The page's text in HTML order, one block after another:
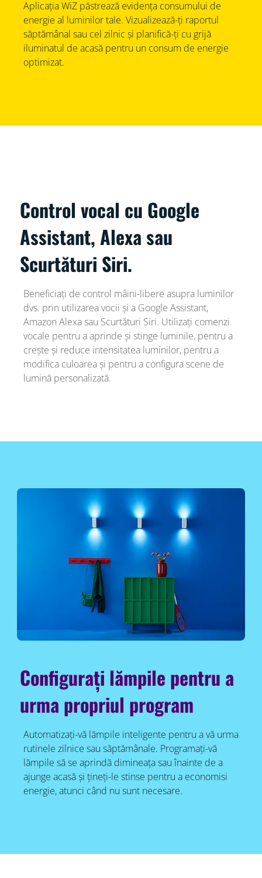
Aplicația WiZ păstrează evidența consumului de
energie al luminilor tale. Vizualizează-ți raportul
săptămânal sau cel zilnic și planifică-ți cu grijă
iluminatul de acasă pentru un consum de energie
optimizat.
Control vocal cu Google
Assistant, Alexa sau
Scurtături Siri.
Beneficiați de control mâini-libere asupra luminilor
dvs. prin utilizarea vocii și a Google Assistant,
Amazon Alexa sau Scurtături Siri. Utilizați comenzi
vocale pentru a aprinde și stinge luminile, pentru a
crește și reduce intensitatea luminilor, pentru a
modifica culoarea și pentru a configura scene de
lumină personalizată.
Configurați lămpile pentru a
urma propriul program
Automatizați-vă lămpile inteligente pentru a vă urma
rutinele zilnice sau săptămânale. Programați-vă
lămpile să se aprindă dimineața sau înainte de a
ajunge acasă și țineți-le stinse pentru a economisi
energie, atunci când nu sunt necesare.